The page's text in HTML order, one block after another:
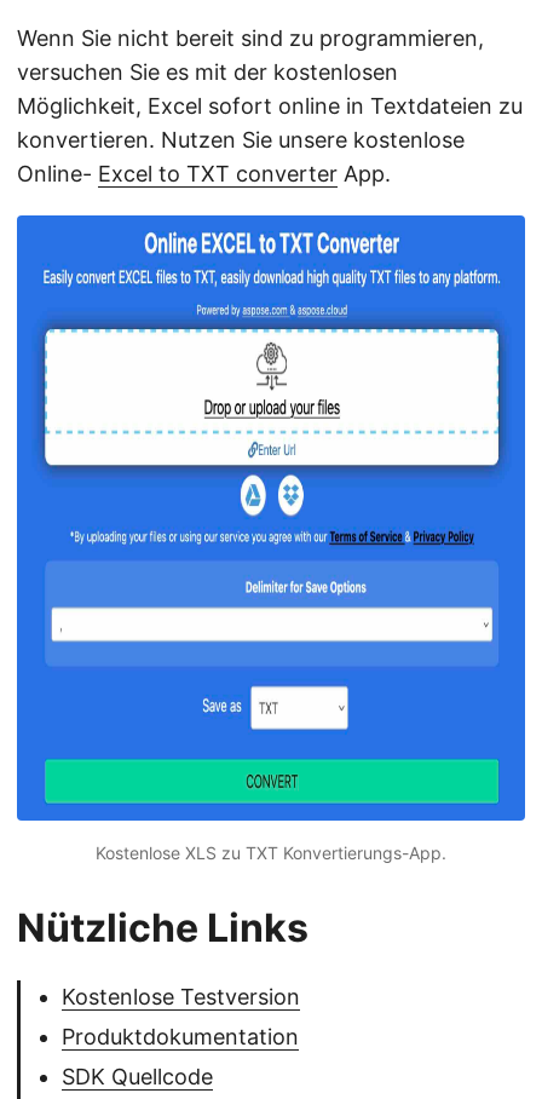
Wenn Sie nicht bereit sind zu programmieren,
versuchen Sie es mit der kostenlosen
Möglichkeit, Excel sofort online in Textdateien zu
konvertieren. Nutzen Sie unsere kostenlose
Online- Excel to TXT converter App.
Kostenlose XLS zu TXT Konvertierungs-App.
Nützliche Links
Kostenlose Testversion
Produktdokumentation
SDK Quellcode